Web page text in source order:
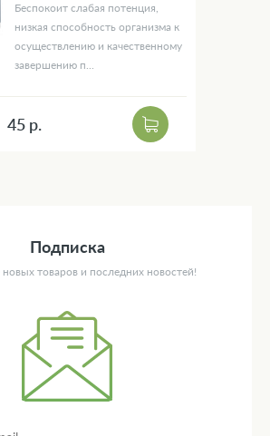
Беспокоит слабая потенция,
низкая способность организма к
осуществлению и качественному
завершению п...
45 р.
Подписка
новых товаров и последних новостей!